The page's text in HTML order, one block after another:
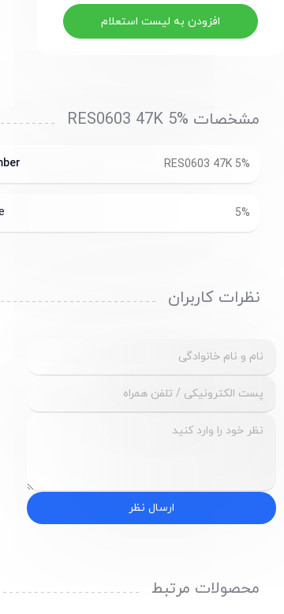
افزودن به لیست استعلام
مشخصات RES0603 47K 5%
RES0603 47K 5%
5%
نظرات کاربران
ارسال نظر
محصولات مرتبط